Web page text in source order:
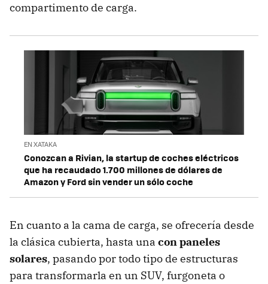
compartimento de carga.
EN XATAKA
Conozcan a Rivian, la startup de coches eléctricos
que ha recaudado 1.700 millones de dólares de
Amazon y Ford sin vender un sólo coche
En cuanto a la cama de carga, se ofrecería desde
la clásica cubierta, hasta una con paneles
solares, pasando por todo tipo de estructuras
para transformarla en un SUV, furgoneta o